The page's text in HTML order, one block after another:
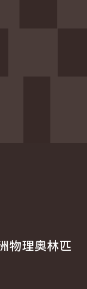
物理奧林匹